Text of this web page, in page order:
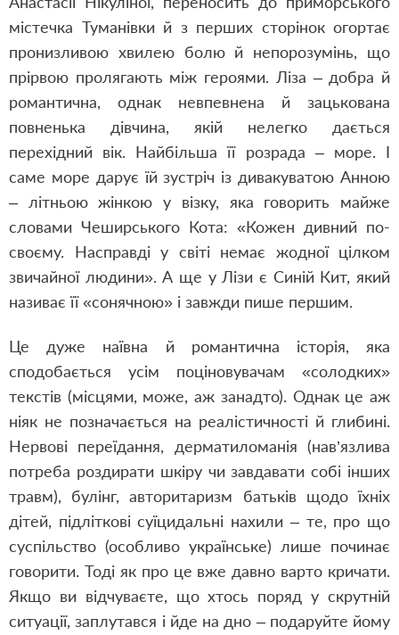
містечка Туманівки й з перших сторінок огортає
пронизливою хвилею болю й непорозумінь, що
прірвою пролягають між героями. Ліза – добра й
романтична, однак невпевнена й зацькована
повненька дівчина, якій нелегко дається
перехідний вік. Найбільша її розрада – море. І
саме море дарує їй зустріч із дивакуватою Анною
– літньою жінкою у візку, яка говорить майже
словами Чеширського Кота: «Кожен дивний по-
своєму. Насправді у світі немає жодної цілком
звичайної людини». А ще у Лізи є Синій Кит, який
називає її «сонячною» і завжди пише першим.
Це дуже наївна й романтична історія, яка
сподобається усім поціновувачам «солодких»
текстів (місцями, може, аж занадто). Однак це аж
ніяк не позначається на реалістичності й глибині.
Нервові переїдання, дерматиломанія (нав’язлива
потреба роздирати шкіру чи завдавати собі інших
травм), булінг, авторитаризм батьків щодо їхніх
дітей, підліткові суїцидальні нахили – те, про що
суспільство (особливо українське) лише починає
говорити. Тоді як про це вже давно варто кричати.
Якщо ви відчуваєте, що хтось поряд у скрутній
ситуації, заплутався і йде на дно – подаруйте йому